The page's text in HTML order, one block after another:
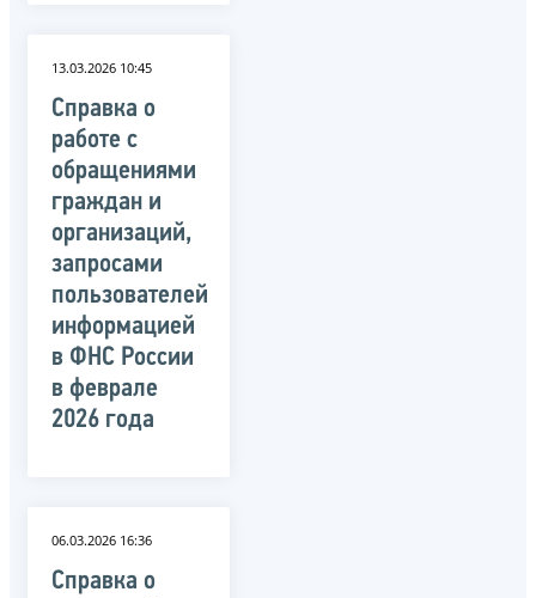
13.03.2026 10:45
Справка о
работе с
обращениями
граждан и
организаций,
запросами
пользователей
информацией
в ФНС России
в феврале
2026 года
06.03.2026 16:36
Справка о